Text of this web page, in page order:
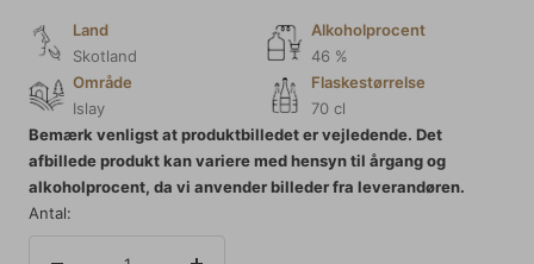
Land
Skotland
Alkoholprocent
46 %
Område
Islay
Flaskestørrelse
70 cl
Bemærk venligst at produktbilledet er vejledende. Det
afbillede produkt kan variere med hensyn til årgang og
alkoholprocent, da vi anvender billeder fra leverandøren.
Antal: